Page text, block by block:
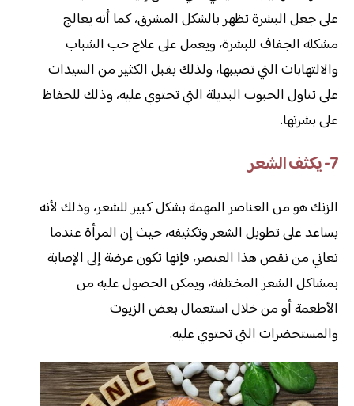
على جعل البشرة تظهر بالشكل المشرق، كما أنه يعالج
مشكلة الجفاف للبشرة، ويعمل على علاج حب الشباب
والالتهابات التي تصيبها، ولذلك يقبل الكثير من السيدات
على تناول الحبوب البديلة التي تحتوي عليه، وذلك للحفاظ
على بشرتها.
7- يكثف الشعر
الزنك هو من العناصر المهمة بشكل كبير للشعر، وذلك لأنه
يساعد على تطويل الشعر وتكثيفه، حيث إن المرأة عندما
تعاني من نقص هذا العنصر، فإنها تكون عرضة إلى الإصابة
بمشاكل الشعر المختلفة، ويمكن الحصول عليه من
الأطعمة أو من خلال استعمال بعض الزيوت
والمستحضرات التي تحتوي عليه.